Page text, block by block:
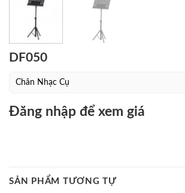
DF050
Chân Nhạc Cụ
Đăng nhập để xem giá
SẢN PHẨM TƯƠNG TỰ